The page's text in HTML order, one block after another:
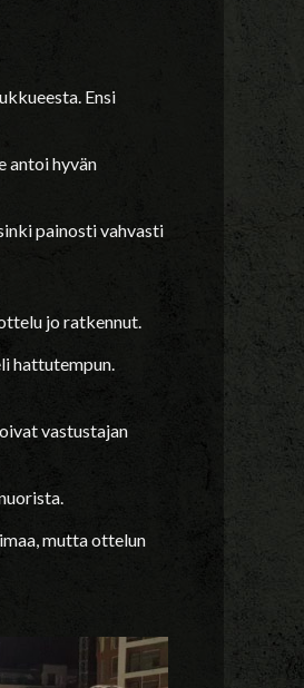
Ensi
antoi hyvän
painosti vahvasti
jo ratkennut.
hattutempun.
vastustajan
mutta ottelun